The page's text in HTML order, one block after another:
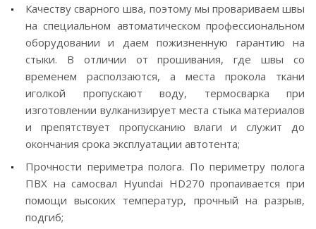
Качеству сварного шва, поэтому мы провариваем швы
на специальном автоматическом профессиональном
оборудовании и даем пожизненную гарантию на
стыки. В отличии от прошивания, где швы со
временем расползаются, а места прокола ткани
иголкой пропускают воду, термосварка при
изготовлении вулканизирует места стыка материалов
и препятствует пропусканию влаги и служит до
окончания срока эксплуатации автотента;
Прочности периметра полога. По периметру полога
ПВХ на самосвал Hyundai HD270 пропаивается при
помощи высоких температур, прочный на разрыв,
подгиб;